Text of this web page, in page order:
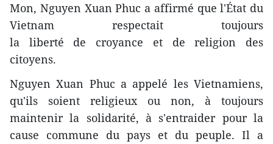
Mon, Nguyen Xuan Phuc a affirmé que l'État du
Vietnam respectait toujours
la liberté de croyance et de religion des
citoyens.
Nguyen Xuan Phuc a appelé les Vietnamiens,
qu'ils soient religieux ou non, à toujours
maintenir la solidarité, à s'entraider pour la
cause commune du pays et du peuple. Il a